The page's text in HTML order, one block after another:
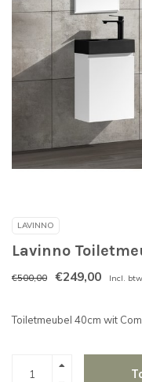
LAVINNO
Lavinno
€500,00 €249,00 Incl. btw
Toiletmeubel 40cm wit